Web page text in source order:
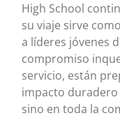
High School
su viaje sirve
a líderes jóvenes
compromiso
servicio, están
impacto
sino en toda la